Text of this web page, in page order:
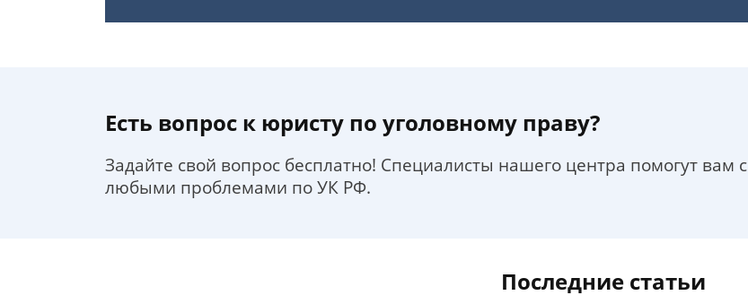
Есть вопрос к юристу по уголовному праву?
Задайте свой вопрос бесплатно! Специалисты нашего центра помогут вам с
любыми проблемами по УК РФ.
Последние статьи